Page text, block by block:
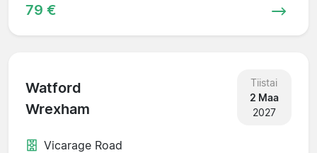
79 €
Watford
Wrexham
Tiistai
2 Maa
2027
Vicarage Road